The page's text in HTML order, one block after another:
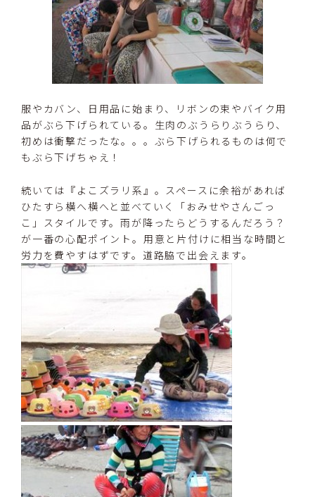
服やカバン、日用品に始まり、リボンの束やバイク用
品がぶら下げられている。生肉のぶうらりぶうらり、
初めは衝撃だったな。。。ぶら下げられるものは何で
もぶら下げちゃえ！
続いては『よこズラリ系』。スペースに余裕があれば
ひたすら横へ横へと並べていく「おみせやさんごっ
こ」スタイルです。雨が降ったらどうするんだろう？
が一番の心配ポイント。用意と片付けに相当な時間と
労力を費やすはずです。道路脇で出会えます。